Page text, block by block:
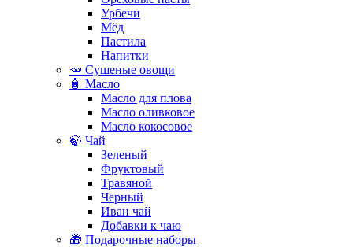
Урбечи
Мёд
Пастила
Напитки
🥕 Сушеные овощи
🧴 Масло
Масло для плова
Масло оливковое
Масло кокосовое
🍃 Чай
Зеленый
Фруктовый
Травяной
Черный
Иван чай
Добавки к чаю
🎁 Подарочные наборы